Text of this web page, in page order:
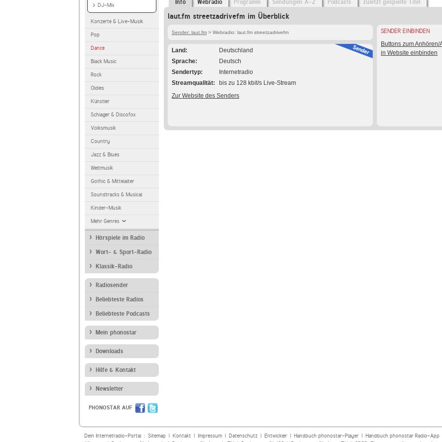
DJ-Mix
Konzerte & Live-Musik
Pop
Dance
Black Music
Rock
Oldies
Künstler
Schlager & Discofox
Volksmusik
Country
Jazz & Blues
Weltmusik
Gothic & Mittelalter
Soundtracks & Musical
Kinder-Musik
Mehr Genres
Hörspiele im Radio
Wort- & Sport-Radio
Klassik-Radio
Radiosender
Beliebteste Radios
Beliebteste Podcasts
Mein phonostar
Downloads
Hilfe & Kontakt
Newsletter
PHONOSTAR AUF
Info Webradio Programm Sendungen A-Z Podcasts zuletzt gespielte Titel
laut.fm streetzadrivefm im Überblick
Sender: laut.fm > Webradio: laut.fm streetzadrivefm
Land
Deutschland
Sprache
Deutsch
Sendertyp
Internetradio
Streamqualität
bis zu 128 kbit/s Live-Stream
Zur Website des Senders
SENDER EINBINDEN
Buttons zum Anhören/
in Website einbinden
Dein Internetradio-Portal : Sitemap| Kontakt| Impressum| Datenschutz| Entwickler| Handbuch phonostar-Player| Handbuch phonostar Radio-App